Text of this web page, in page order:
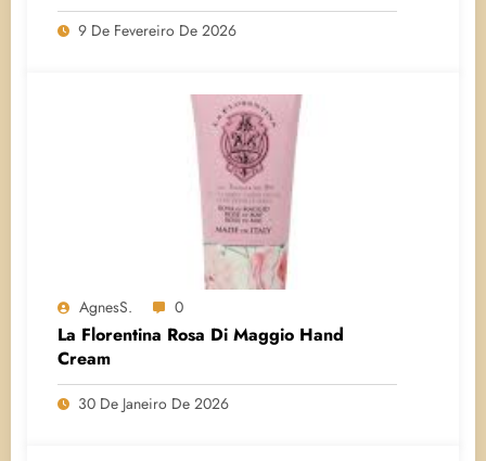
9 De Fevereiro De 2026
AgnesS. 0
La Florentina Rosa Di Maggio Hand
Cream
30 De Janeiro De 2026